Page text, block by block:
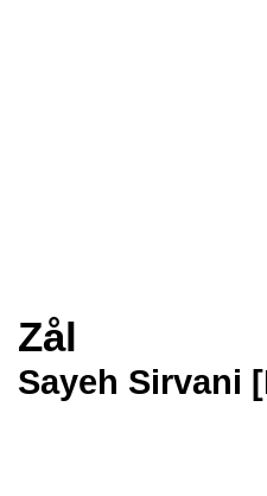
Zål
Sayeh Sirvani